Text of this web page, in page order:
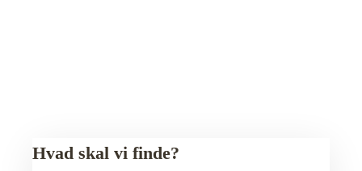
Hvad skal vi finde?